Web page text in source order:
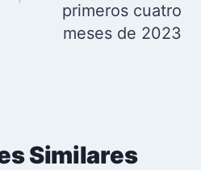
primeros cuatro
meses de 2023
Similares